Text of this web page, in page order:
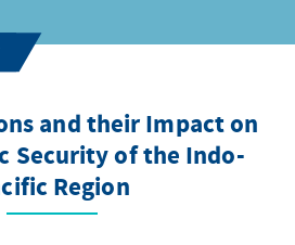
and their Impact on
Security of the Indo-
Region